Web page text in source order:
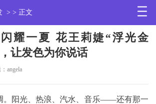
> > 正文
耀一夏 花王莉婕“浮光金
让发色为你说话
angela
阳光、热浪、汽水、音乐——还有那一